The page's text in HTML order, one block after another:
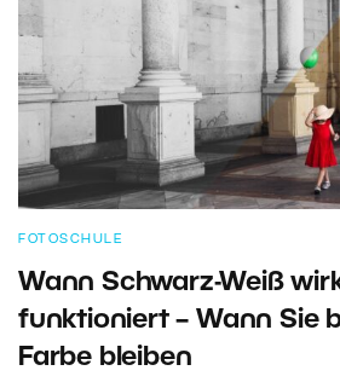
FOTOSCHULE
Wann Schwarz-Weiß
funktioniert – Wann Sie
Farbe bleiben